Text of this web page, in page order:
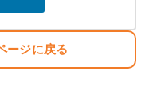
ージに戻る